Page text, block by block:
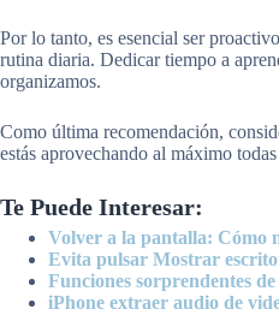
Por lo tanto, es esencial ser
rutina diaria. Dedicar tiempo a
organizamos.
Como última recomendación,
estás aprovechando al máximo
Te Puede Interesar:
Volver a la pantalla: Cómo
Evita pulsar Mostrar
Funciones sorprendentes
iPhone extraer audio de